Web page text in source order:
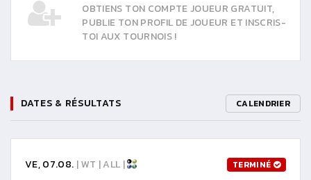
OBTIENS TON COMPTE JOUEUR GRATUIT,
PUBLIE TON PROFIL DE JOUEUR ET INSCRIS-
TOI AUX TOURNOIS !
DATES & RÉSULTATS CALENDRIER
VE, 07.08. | WT | ALL | TERMINÉ